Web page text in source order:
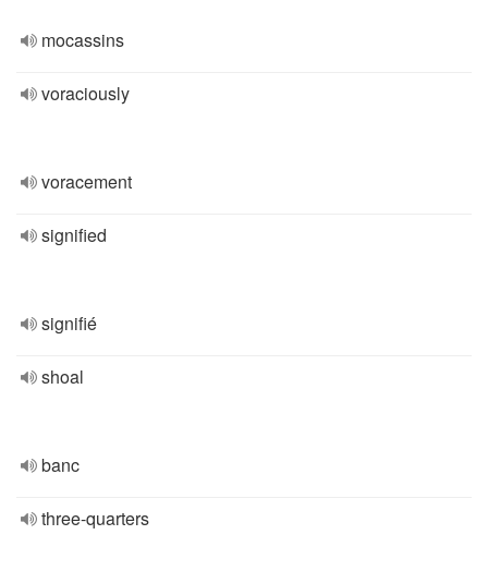
mocassins
voraciously
voracement
signified
signifié
shoal
banc
three-quarters